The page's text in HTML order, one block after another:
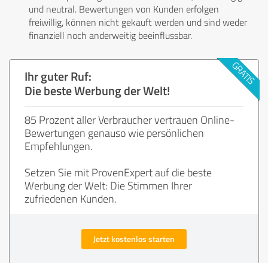
und neutral. Bewertungen von Kunden erfolgen
freiwillig, können nicht gekauft werden und sind weder
finanziell noch anderweitig beeinflussbar.
Ihr guter Ruf:
Die beste Werbung der Welt!
85 Prozent aller Verbraucher vertrauen Online-
Bewertungen genauso wie persönlichen
Empfehlungen.
Setzen Sie mit ProvenExpert auf die beste
Werbung der Welt: Die Stimmen Ihrer
zufriedenen Kunden.
Jetzt kostenlos starten